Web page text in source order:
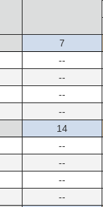
7
--
--
--
--
14
--
--
--
--